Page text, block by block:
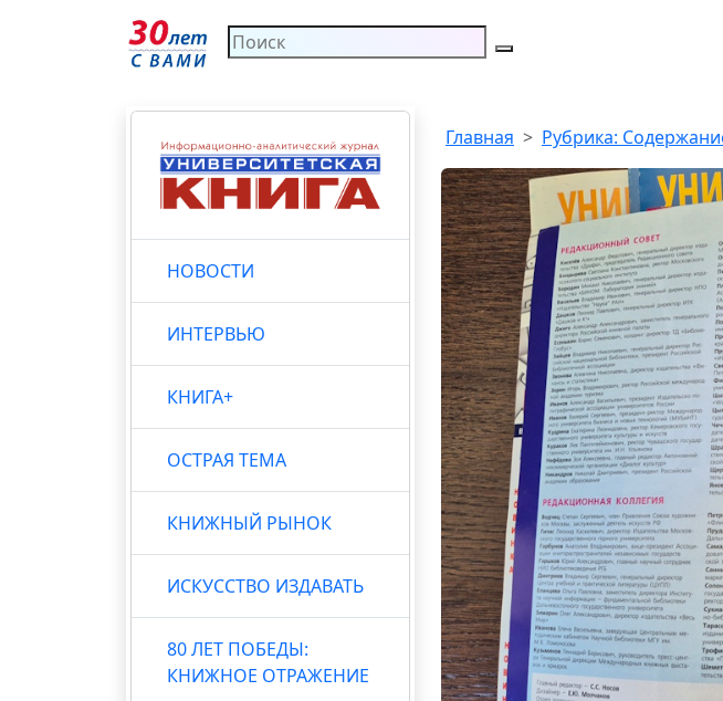
НОВОСТИ
ИНТЕРВЬЮ
КНИГА+
ОСТРАЯ ТЕМА
КНИЖНЫЙ РЫНОК
ИСКУССТВО ИЗДАВАТЬ
80 ЛЕТ ПОБЕДЫ:
КНИЖНОЕ ОТРАЖЕНИЕ
Главная Рубрика: